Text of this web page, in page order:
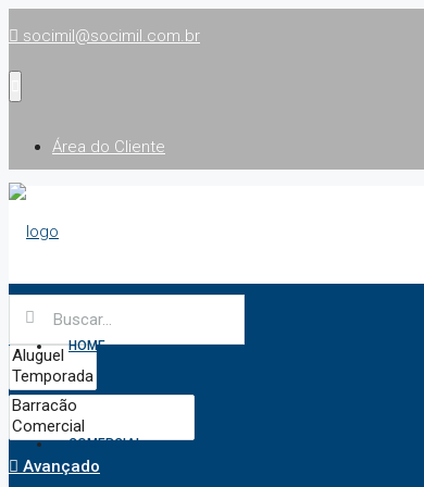
socimil@socimil.com.br
Área do Cliente
HOME
COMERCIAL
Avançado